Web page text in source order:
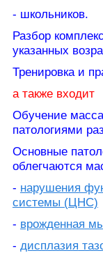
- школьников.
Разбор
указанных
Тренировка и
а также входит
Обучение
патологиями
Основные
облегчаются
- нарушения
системы (ЦНС)
- врожденная
- дисплазия